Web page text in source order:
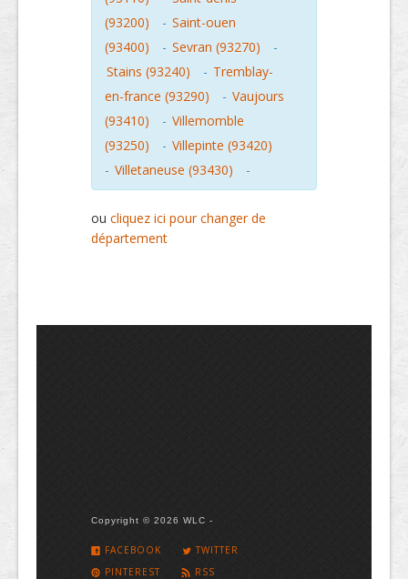
(93200)
- Saint-ouen
(93400)
- Sevran (93270)
-
Stains (93240)
- Tremblay-
en-france (93290)
- Vaujours
(93410)
- Villemomble
(93250)
- Villepinte (93420)
- Villetaneuse (93430) -
ou cliquez ici pour changer de
département
Copyright © 2026 WLC -
FACEBOOK
TWITTER
PINTEREST
RSS